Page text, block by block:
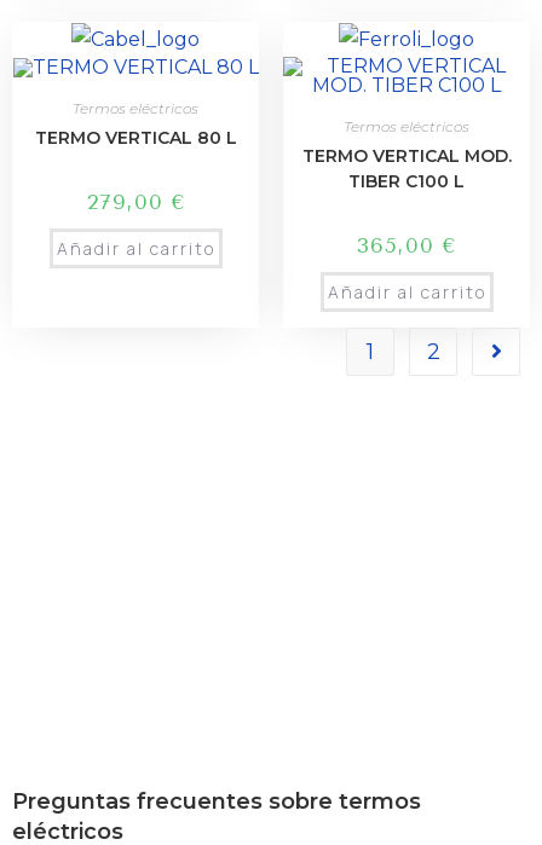
Termos eléctricos
TERMO VERTICAL 80 L
279,00 €
Añadir al carrito
Termos eléctricos
TERMO VERTICAL MOD.
TIBER C100 L
365,00 €
Añadir al carrito
1 2
Preguntas frecuentes sobre termos
eléctricos